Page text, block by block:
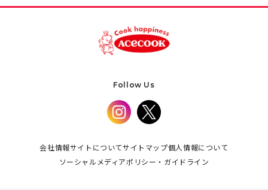
Follow Us
会社情報サイトについてサイトマップ個人情報について
ソーシャルメディアポリシー・ガイドライン